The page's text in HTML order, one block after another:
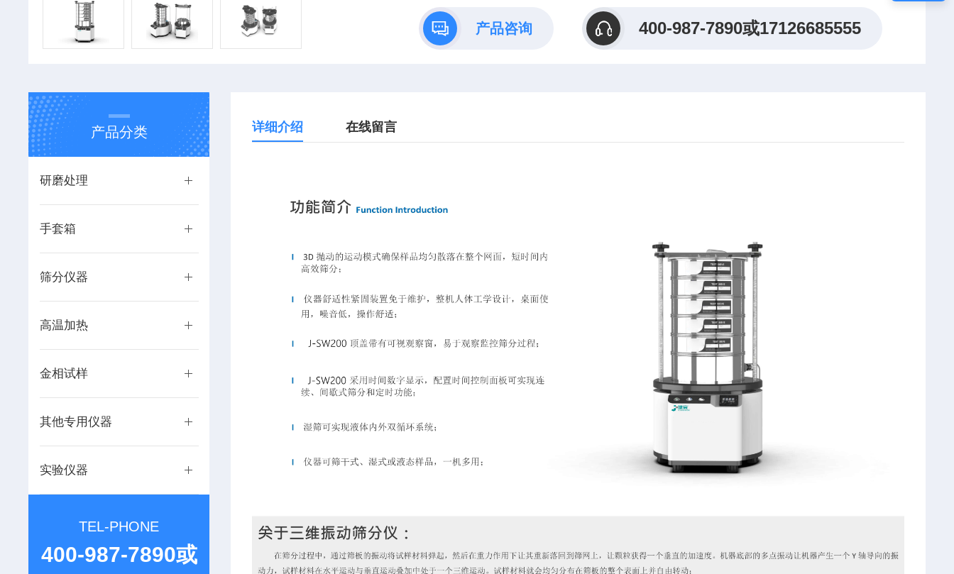
产品咨询 400-987-7890或17126685555
产品分类
研磨处理
手套箱
筛分仪器
高温加热
金相试样
其他专用仪器
实验仪器
TEL-PHONE
400-987-7890或
详细介绍 在线留言